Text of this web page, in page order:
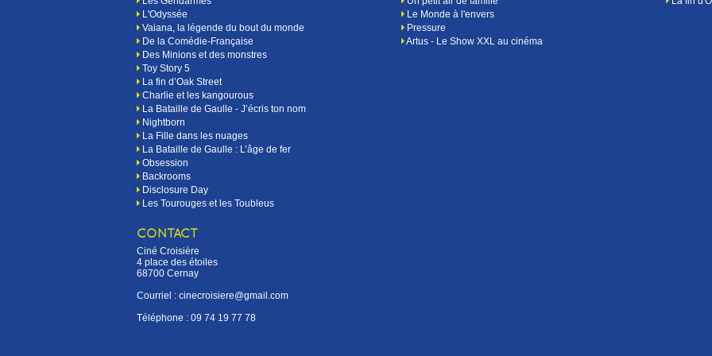
L'Odyssée
Vaiana, la légende du bout du monde
De la Comédie-Française
Des Minions et des monstres
Toy Story 5
La fin d’Oak Street
Charlie et les kangourous
La Bataille de Gaulle - J’écris ton nom
Nightborn
La Fille dans les nuages
La Bataille de Gaulle : L’âge de fer
Obsession
Backrooms
Disclosure Day
Les Tourouges et les Toubleus
Le Monde à l'envers
Pressure
Artus - Le Show XXL au cinéma
CONTACT
Ciné Croisière
4 place des étoiles
68700 Cernay
Courriel : cinecroisiere@gmail.com
Téléphone : 09 74 19 77 78